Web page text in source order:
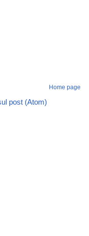
Home page
post (Atom)